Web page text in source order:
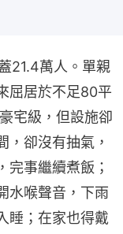
21.4萬人。單親
屈居於不足80平
宅級，但設施卻
，卻沒有抽氣，
完事繼續煮飯；
水喉聲音，下雨
睡；在家也得戴